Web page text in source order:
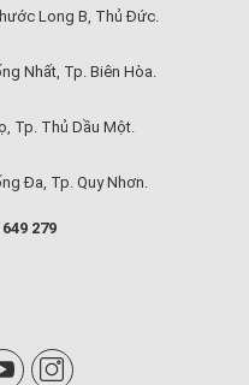
Long B, Thủ Đức.
Nhất, Tp. Biên Hòa.
Tp. Thủ Dầu Một.
Đa, Tp. Quy Nhơn.
279